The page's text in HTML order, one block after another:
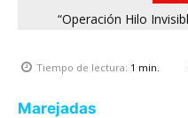
“Operación Hilo
Tiempo de lectura: 1 min.
Marejadas